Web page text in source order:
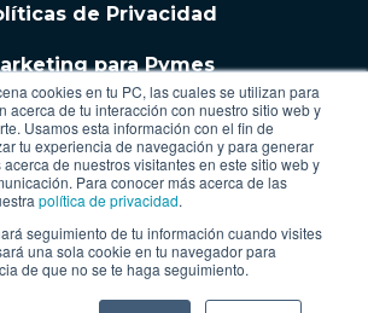
cookies en tu PC, las cuales se utilizan para
acerca de tu interacción con nuestro sitio web y
Usamos esta información con el fin de
tu experiencia de navegación y para generar
de nuestros visitantes en este sitio web y
Para conocer más acerca de las
política de privacidad.
seguimiento de tu información cuando visites
una sola cookie en tu navegador para
de que no se te haga seguimiento.
de Privacidad
para Pymes